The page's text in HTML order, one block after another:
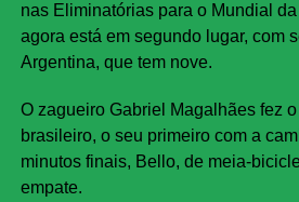
nas Eliminatórias para o Mundial
agora está em segundo lugar, com
Argentina, que tem nove.
O zagueiro Gabriel Magalhães fez
brasileiro, o seu primeiro com a
minutos finais, Bello, de meia-
empate.